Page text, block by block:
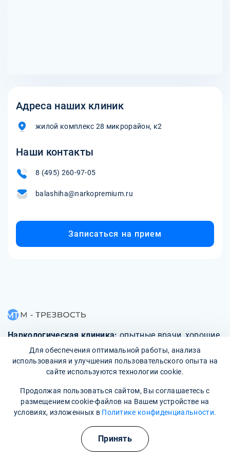
Адреса наших клиник
жилой комплекс 28 микрорайон, к2
Наши контакты
8 (495) 260-97-05
balashiha@narkopremium.ru
Записаться на прием
Наркологическая клиника:опытные врачи, хорошие
условия и гарантия анонимности
Свяжитесь с нами
О клинике
Для обеспечения оптимальной работы, анализа
использования и улучшения пользовательского опыта на
сайте используются технологии cookie.
Продолжая пользоваться сайтом, Вы соглашаетесь с
размещением cookie-файлов на Вашем устройстве на
условиях, изложенных в Политике конфиденциальности.
Принять